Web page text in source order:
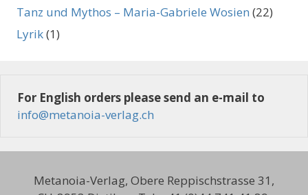
Tanz und Mythos – Maria-Gabriele Wosien (22)
Lyrik(1)
For English orders please send an e-mail to
info@metanoia-verlag.ch
Metanoia-Verlag, Obere Reppischstrasse 31,